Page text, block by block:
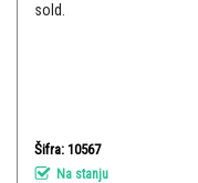
sold.
Šifra: 10567
Na stanju